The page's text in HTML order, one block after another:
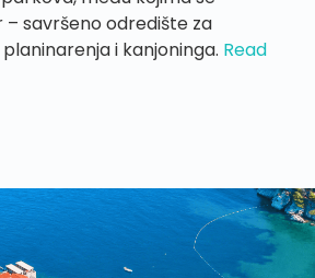
– savršeno odredište za
i kanjoninga. Read